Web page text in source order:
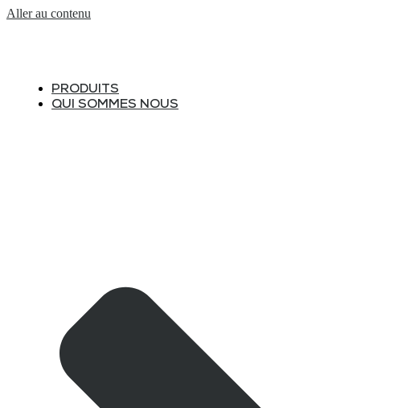
Aller au contenu
PRODUITS
QUI SOMMES NOUS